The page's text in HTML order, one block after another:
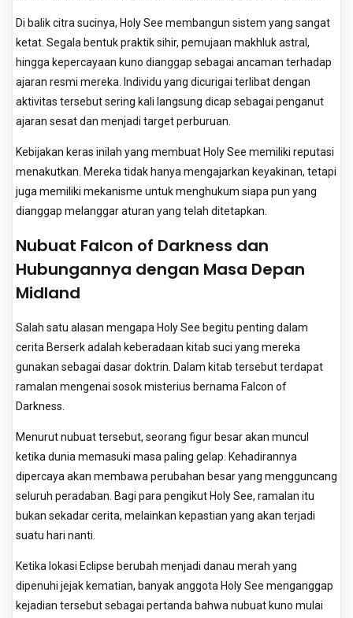
Di balik citra sucinya, Holy See membangun sistem yang sangat
ketat. Segala bentuk praktik sihir, pemujaan makhluk astral,
hingga kepercayaan kuno dianggap sebagai ancaman terhadap
ajaran resmi mereka. Individu yang dicurigai terlibat dengan
aktivitas tersebut sering kali langsung dicap sebagai penganut
ajaran sesat dan menjadi target perburuan.
Kebijakan keras inilah yang membuat Holy See memiliki reputasi
menakutkan. Mereka tidak hanya mengajarkan keyakinan, tetapi
juga memiliki mekanisme untuk menghukum siapa pun yang
dianggap melanggar aturan yang telah ditetapkan.
Nubuat Falcon of Darkness dan
Hubungannya dengan Masa Depan
Midland
Salah satu alasan mengapa Holy See begitu penting dalam
cerita Berserk adalah keberadaan kitab suci yang mereka
gunakan sebagai dasar doktrin. Dalam kitab tersebut terdapat
ramalan mengenai sosok misterius bernama Falcon of
Darkness.
Menurut nubuat tersebut, seorang figur besar akan muncul
ketika dunia memasuki masa paling gelap. Kehadirannya
dipercaya akan membawa perubahan besar yang mengguncang
seluruh peradaban. Bagi para pengikut Holy See, ramalan itu
bukan sekadar cerita, melainkan kepastian yang akan terjadi
suatu hari nanti.
Ketika lokasi Eclipse berubah menjadi danau merah yang
dipenuhi jejak kematian, banyak anggota Holy See menganggap
kejadian tersebut sebagai pertanda bahwa nubuat kuno mulai